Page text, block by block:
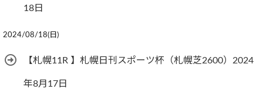
18日
2024/08/18(日)
【札幌11R 】札幌日刊スポーツ杯（札幌芝2600）2024
年8月17日